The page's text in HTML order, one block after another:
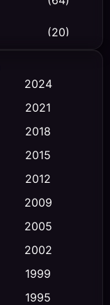
(20)
(23)
(475)
(355)
2024
2021
2018
2015
2012
2009
2005
2002
1999
1995